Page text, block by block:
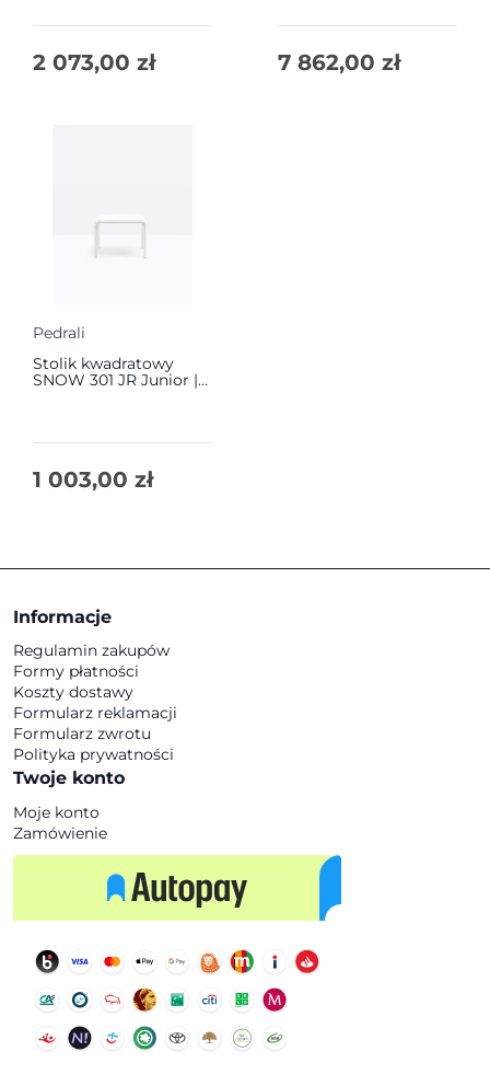
2 073,00 zł 7 862,00 zł
Pedrali
Stolik kwadratowy
SNOW 301 JR Junior |
1 003,00 zł
Informacje
Regulamin zakupów
Formy płatności
Koszty dostawy
Formularz reklamacji
Formularz zwrotu
Polityka prywatności
Twoje konto
Moje konto
Zamówienie